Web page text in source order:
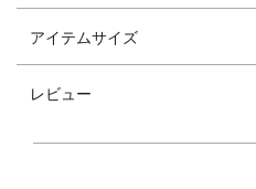
アイテムサイズ
レビュー